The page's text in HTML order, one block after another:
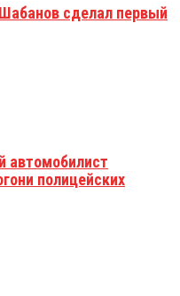
сделал первый
автомобилист
полицейских